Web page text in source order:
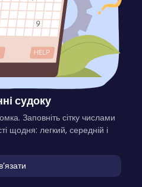
судоку
Заповніть сітку числами
щодня: легкий, середній і